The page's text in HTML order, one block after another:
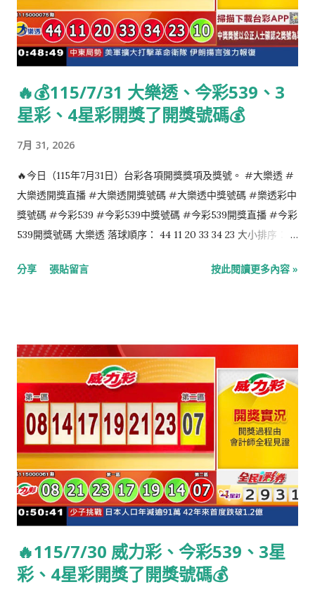
NEWS成員 1985年：謝欣穎，臺灣女演員 1985年：杜牧，台灣
歌手 1986年：李昶旻，韓國藝人 1987年：張艾莉，臺灣女歌手
1988年：丁樂鍶，香港女藝人 1988年：艾魯絲卡·沙瑪，印度女
晴，香港女藝人 1992年：安喜延，韓國女子團體EXID成員 1995
年：金美賢，韓國女子團體Oh My Girl成員 謝潔貞，香港女配音
洛伐克作曲家（1841年出生） 1945年：約瑟夫·戈培爾，德國納
粹黨主要領導人之一（1897年出生） 1964年：湯用彤，中國近代
國學大師（1893年出生） 1993年：皮埃爾·貝雷戈瓦，法國前社
會黨政府總理（1925年出生） 1994年：艾爾頓·冼拿，巴西一級
方程式賽車車手（1960年出生） 2004年：黃克立，香港政治人
生） 2014年：矢田耕司，日本聲優。（1933年出生） 2018年：
🔥💰115/7/31 大樂透、今彩539、3
星彩、4星彩開獎了開獎號碼💰
7月 31, 2026
🔥今日（115年7月31日）台彩各項開獎獎項及獎號。 #大樂透 #
大樂透開獎直播 #大樂透開獎號碼 #大樂透中獎號碼 #樂透彩中
獎號碼 #今彩539 #今彩539中獎號碼 #今彩539開獎直播 #今彩
539開獎號碼 大樂透 落球順序： 44 11 20 33 34 23 大小排序： 11
大小排序： 01 09 12 25 26 4星彩 7 1 9 8 3星彩 1 3 9
分享 張貼留言 按此閱讀更多內容 »
🔥115/7/30 威力彩、今彩539、3星
彩、4星彩開獎了開獎號碼💰